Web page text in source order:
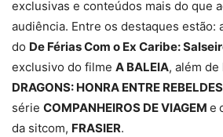
exclusivas e conteúdos mais do que
audiência. Entre os destaques estão:
do De Férias Com o Ex Caribe:
exclusivo do filme A BALEIA, além de
DRAGONS: HONRA ENTRE REBELDES
série COMPANHEIROS DE VIAGEM e
da sitcom, FRASIER.